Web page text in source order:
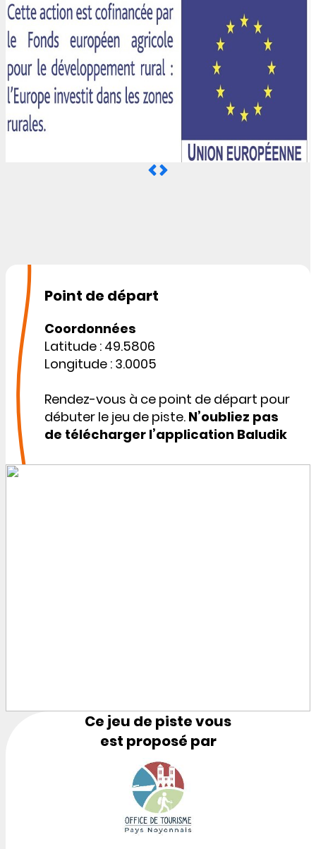
Point de départ
Coordonnées
Latitude : 49.5806
Longitude : 3.0005
Rendez-vous à ce point de départ pour
débuter le jeu de piste. N’oubliez pas
de télécharger l’application Baludik
Ce jeu de piste vous
est proposé par